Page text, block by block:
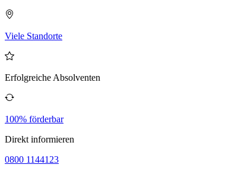
Viele Standorte
Erfolgreiche Absolventen
100% förderbar
Direkt informieren
0800 1144123